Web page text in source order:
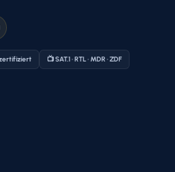
zertifiziert 📺 SAT.1 · RTL · MDR · ZDF